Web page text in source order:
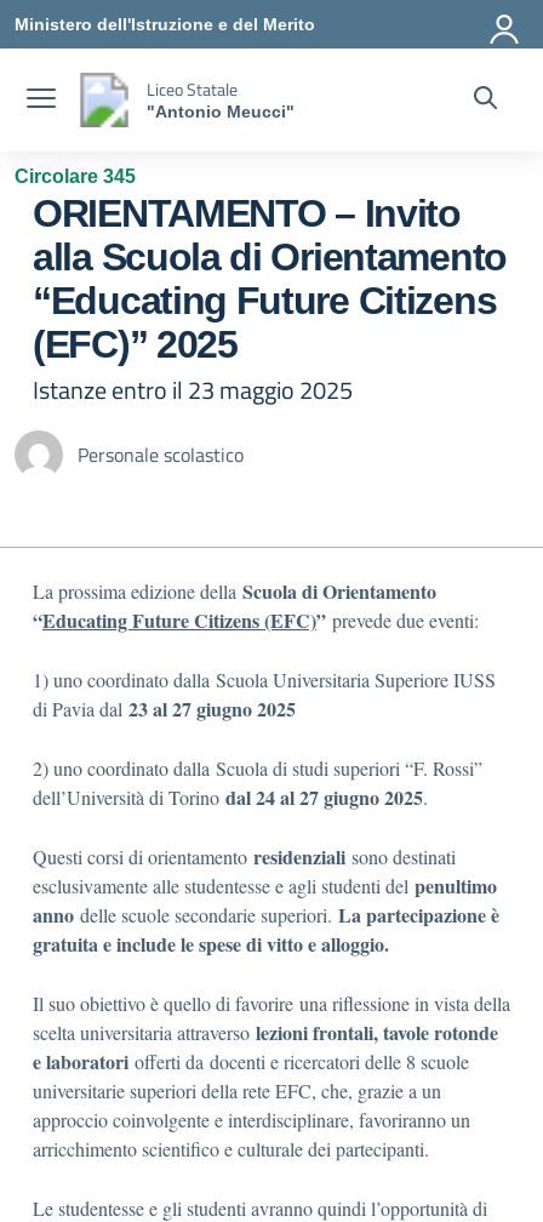
Vai ai contenuti
Vai al menu di navigazione
Vai al footer
Ministero dell'Istruzione e del Merito
Liceo Statale
"Antonio Meucci"
Circolare 345
ORIENTAMENTO – Invito
alla Scuola di Orientamento
“Educating Future Citizens
(EFC)” 2025
Istanze entro il 23 maggio 2025
Personale scolastico
La prossima edizione della Scuola di Orientamento
“Educating Future Citizens (EFC)” prevede due eventi:
1) uno coordinato dalla Scuola Universitaria Superiore IUSS
di Pavia dal 23 al 27 giugno 2025
2) uno coordinato dalla Scuola di studi superiori “F. Rossi”
dell’Università di Torino dal 24 al 27 giugno 2025.
Questi corsi di orientamento residenziali sono destinati
esclusivamente alle studentesse e agli studenti del penultimo
anno delle scuole secondarie superiori. La partecipazione è
gratuita e include le spese di vitto e alloggio.
Il suo obiettivo è quello di favorire una riflessione in vista della
scelta universitaria attraverso lezioni frontali, tavole rotonde
e laboratori offerti da docenti e ricercatori delle 8 scuole
universitarie superiori della rete EFC, che, grazie a un
approccio coinvolgente e interdisciplinare, favoriranno un
arricchimento scientifico e culturale dei partecipanti.
Le studentesse e gli studenti avranno quindi l’opportunità di